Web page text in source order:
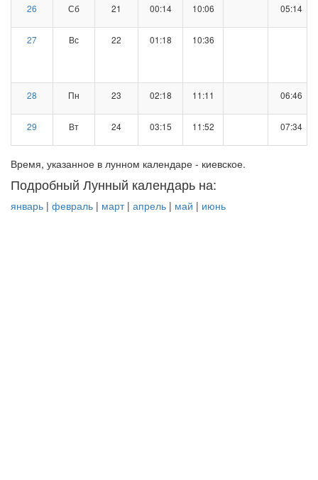
26 Сб 21 00:14 10:06 05:14
27 Вс 22 01:18 10:36
28 Пн 23 02:18 11:11 06:46
29 Вт 24 03:15 11:52 07:34
Время, указанное в лунном календаре - киевское.
Подробный Лунный календарь на:
январь | февраль | март| апрель | май | июнь